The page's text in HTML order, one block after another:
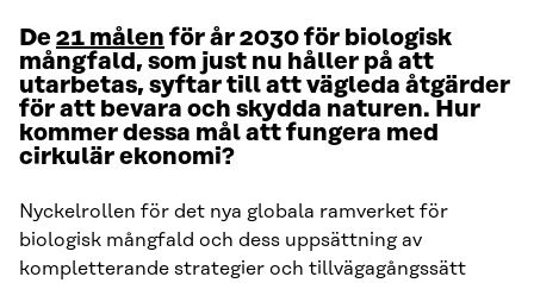
De 21 målen för år 2030 för biologisk
mångfald, som just nu håller på att
utarbetas, syftar till att vägleda åtgärder
för att bevara och skydda naturen. Hur
kommer dessa mål att fungera med
cirkulär ekonomi?
Nyckelrollen för det nya globala ramverket för
biologisk mångfald och dess uppsättning av
kompletterande strategier och tillvägagångssätt